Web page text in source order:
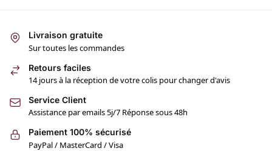
Livraison gratuite
Sur toutes les commandes
Retours faciles
14 jours à la réception de votre colis pour changer d'avis
Service Client
Assistance par emails 5j/7 Réponse sous 48h
Paiement 100% sécurisé
PayPal / MasterCard / Visa